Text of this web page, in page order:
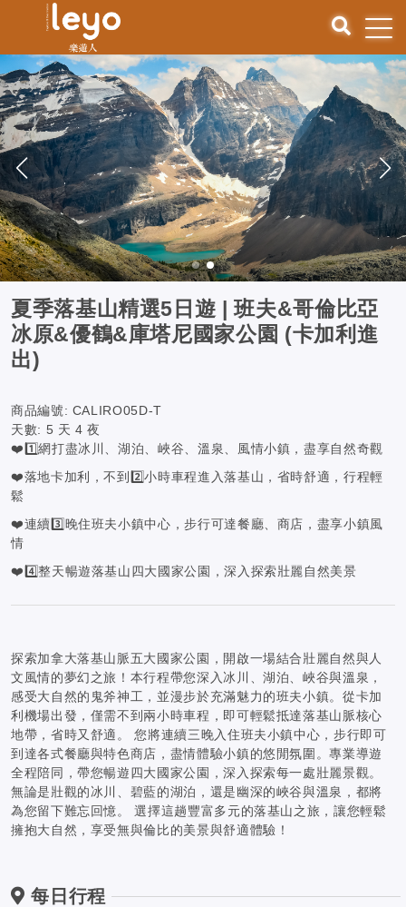
夏季落基山精選5日遊 | 班夫&哥倫比亞
冰原&優鶴&庫塔尼國家公園 (卡加利進
出)
商品編號: CALIRO05D-T
天數: 5 天 4 夜
❤️1️⃣網打盡冰川、湖泊、峽谷、溫泉、風情小鎮，盡享自然奇觀
❤️落地卡加利，不到2️⃣小時車程進入落基山，省時舒適，行程輕
鬆
❤️連續3️⃣晚住班夫小鎮中心，步行可達餐廳、商店，盡享小鎮風
情
❤️4️⃣整天暢遊落基山四大國家公園，深入探索壯麗自然美景
探索加拿大落基山脈五大國家公園，開啟一場結合壯麗自然與人
文風情的夢幻之旅！本行程帶您深入冰川、湖泊、峽谷與溫泉，
感受大自然的鬼斧神工，並漫步於充滿魅力的班夫小鎮。從卡加
利機場出發，僅需不到兩小時車程，即可輕鬆抵達落基山脈核心
地帶，省時又舒適。 您將連續三晚入住班夫小鎮中心，步行即可
到達各式餐廳與特色商店，盡情體驗小鎮的悠閒氛圍。專業導遊
全程陪同，帶您暢遊四大國家公園，深入探索每一處壯麗景觀。
無論是壯觀的冰川、碧藍的湖泊，還是幽深的峽谷與溫泉，都將
為您留下難忘回憶。 選擇這趟豐富多元的落基山之旅，讓您輕鬆
擁抱大自然，享受無與倫比的美景與舒適體驗！
每日行程